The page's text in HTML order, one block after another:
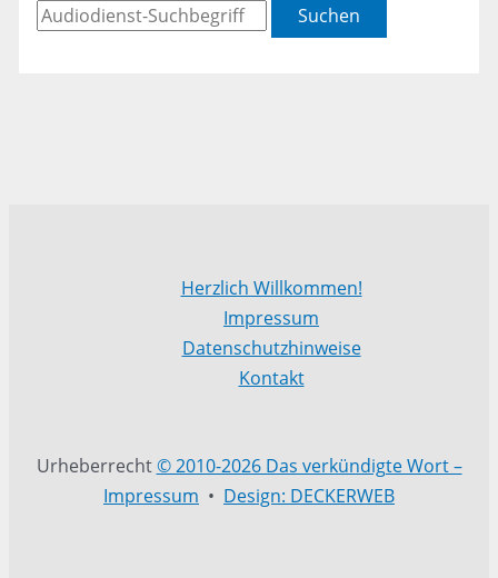
Suchen
Herzlich Willkommen!
Impressum
Datenschutzhinweise
Kontakt
Urheberrecht© 2010-2026 Das verkündigte Wort –
Impressum • Design: DECKERWEB